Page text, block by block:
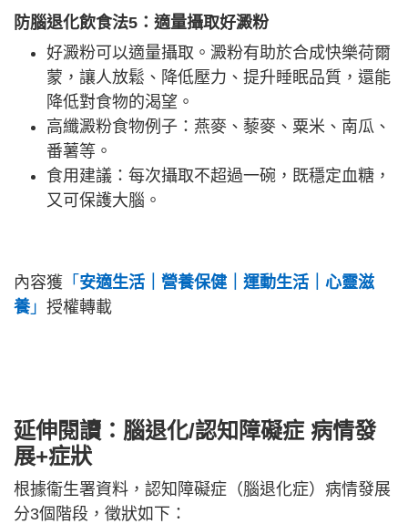
防腦退化飲食法5 ：適量攝取好澱粉
好澱粉可以適量攝取。澱粉有助於合成快樂荷爾
蒙，讓人放鬆、降低壓力、提升睡眠品質，還能
降低對食物的渴望。
高纖澱粉食物例子：燕麥、藜麥、粟米、南瓜、
番薯等。
食用建議：每次攝取不超過一碗，既穩定血糖，
又可保護大腦。
內容獲 「 安適生活｜營養保健｜運動生活｜心靈滋
養」 授權轉載
延伸閱讀：腦退化/認知障礙症 病情發
展+症狀
根據衞生署資料，認知障礙症（腦退化症）病情發展
分3個階段，徵狀如下：